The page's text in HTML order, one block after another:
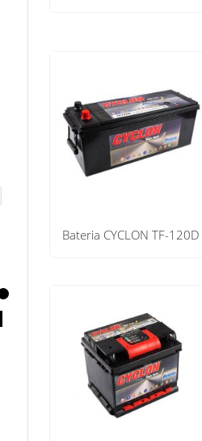
Bateria CYCLON TF-120D